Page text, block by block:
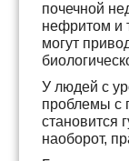
почечной
нефритом и
могут
У людей с
проблемы с
становится
наоборот,